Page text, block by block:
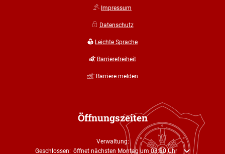
Impressum
Datenschutz
Leichte Sprache
Barrierefreiheit
Barriere melden
Öffnungszeiten
Verwaltung:
Klicken, um weitere Öffnungs- oder Schließzeiten auszublenden
Geschlossen: öffnet nächsten Montag um 08:30 Uhr